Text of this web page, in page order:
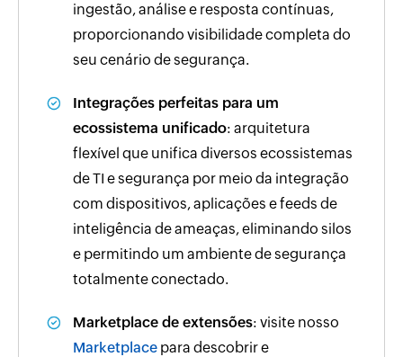
ingestão, análise e resposta contínuas,
proporcionando visibilidade completa do
seu cenário de segurança.
Integrações perfeitas para um
ecossistema unificado: arquitetura
flexível que unifica diversos ecossistemas
de TI e segurança por meio da integração
com dispositivos, aplicações e feeds de
inteligência de ameaças, eliminando silos
e permitindo um ambiente de segurança
totalmente conectado.
Marketplace de extensões: visite nosso
Marketplace para descobrir e